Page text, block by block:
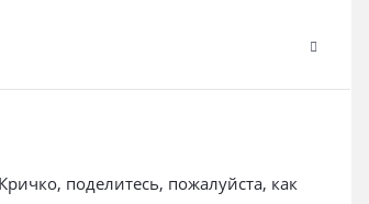
поделитесь, пожалуйста, как